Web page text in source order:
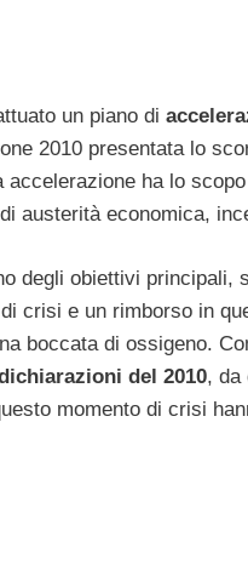
un piano di
2010 presentata lo
ha lo
austerità economica,
degli obiettivi principali,
crisi e un rimborso in
boccata di ossigeno.
del 2010, da
momento di crisi